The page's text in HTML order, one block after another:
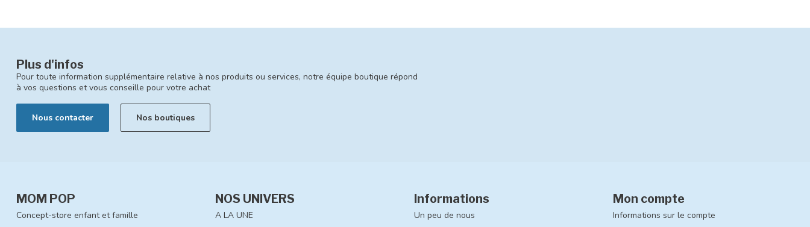
Plus d'infos
Pour toute information supplémentaire relative à nos produits ou services, notre équipe boutique répond
à vos questions et vous conseille pour votre achat
Nous contacter Nos boutiques
MOM POP
Concept-store enfant et famille
NOS UNIVERS
A LA UNE
Informations
Un peu de nous
Mon compte
Informations sur le compte